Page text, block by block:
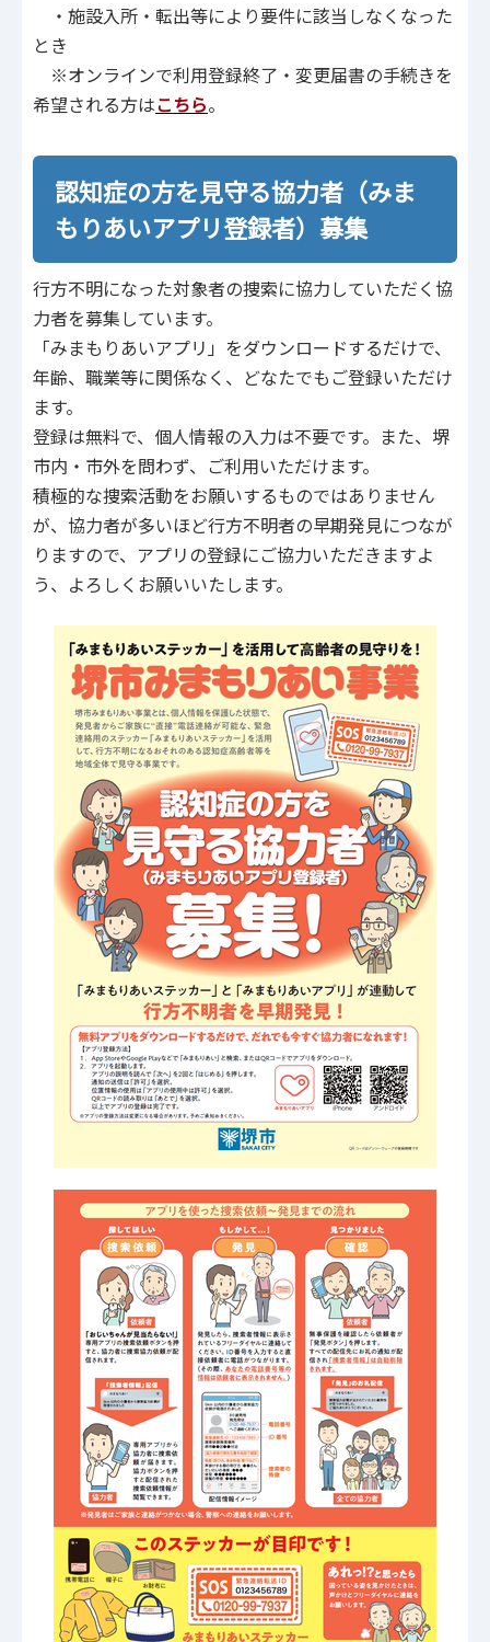
・施設入所・転出等により要件に該当しなくなった
とき
※オンラインで利用登録終了・変更届書の手続きを
希望される方はこちら。
認知症の方を見守る協力者（みま
もりあいアプリ登録者）募集
行方不明になった対象者の捜索に協力していただく協
力者を募集しています。
「みまもりあいアプリ」をダウンロードするだけで、
年齢、職業等に関係なく、どなたでもご登録いただけ
ます。
登録は無料で、個人情報の入力は不要です。また、堺
市内・市外を問わず、ご利用いただけます。
積極的な捜索活動をお願いするものではありません
が、協力者が多いほど行方不明者の早期発見につなが
りますので、アプリの登録にご協力いただきますよ
う、よろしくお願いいたします。